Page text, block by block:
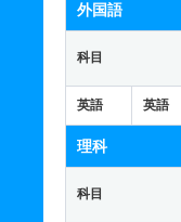
外国語
科目
英語 英語
理科
科目